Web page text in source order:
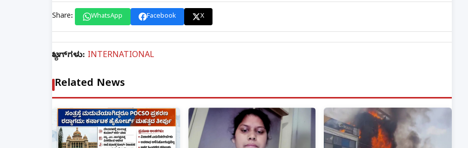
Share: WhatsApp Facebook X
ಟ್ಯಾಗ್‌ಗಳು: INTERNATIONAL
Related News